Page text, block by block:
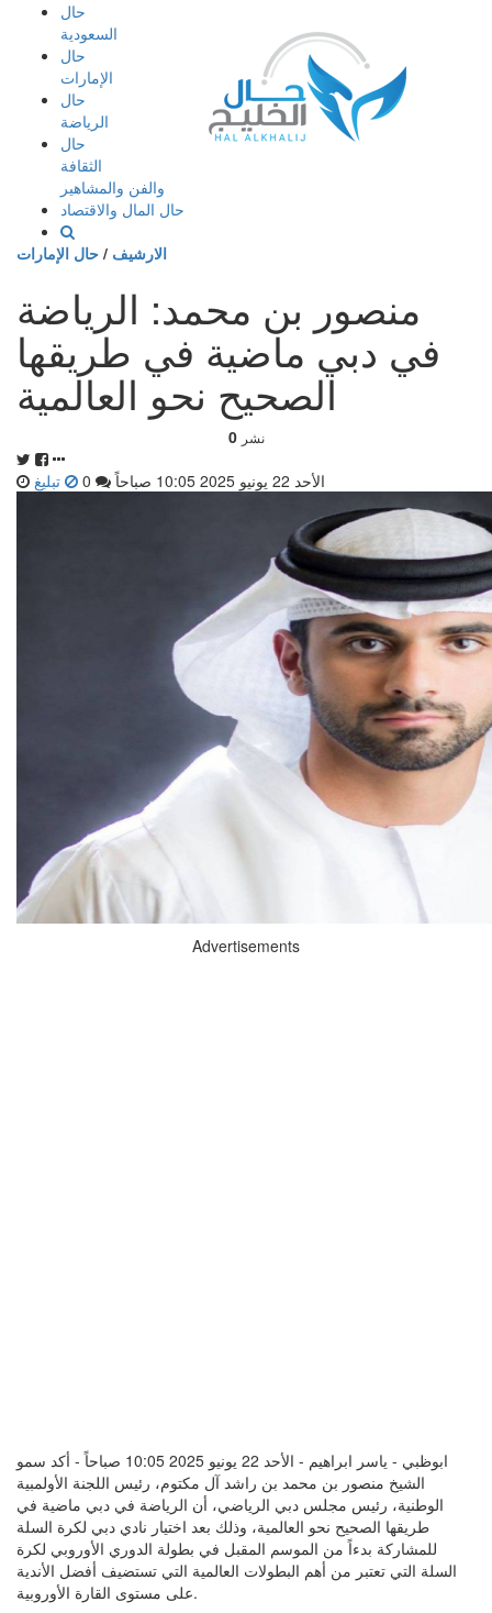
إذهب
المحتوى
حال
السعودية
حال
الإمارات
حال
الرياضة
حال
الثقافة
والفن والمشاهير
حال المال والاقتصاد
الارشيف / حال الإمارات
منصور بن محمد: الرياضة
في دبي ماضية في طريقها
الصحيح نحو العالمية
0 نشر
الأحد 22 يونيو 2025 10:05 صباحاً تبليغ
Advertisements
ابوظبي - ياسر ابراهيم - الأحد 22 يونيو 2025 10:05 صباحاً - أكد سمو
الشيخ منصور بن محمد بن راشد آل مكتوم، رئيس اللجنة الأولمبية
الوطنية، رئيس مجلس دبي الرياضي، أن الرياضة في دبي ماضية في
طريقها الصحيح نحو العالمية، وذلك بعد اختيار نادي دبي لكرة السلة
للمشاركة بدءاً من الموسم المقبل في بطولة الدوري الأوروبي لكرة
السلة التي تعتبر من أهم البطولات العالمية التي تستضيف أفضل الأندية
على مستوى القارة الأوروبية.